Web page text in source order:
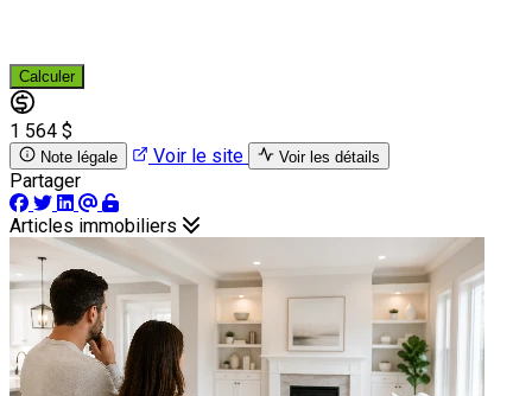
Calculer
1 564 $
Note légale Voir le site Voir les détails
Partager
Articles immobiliers